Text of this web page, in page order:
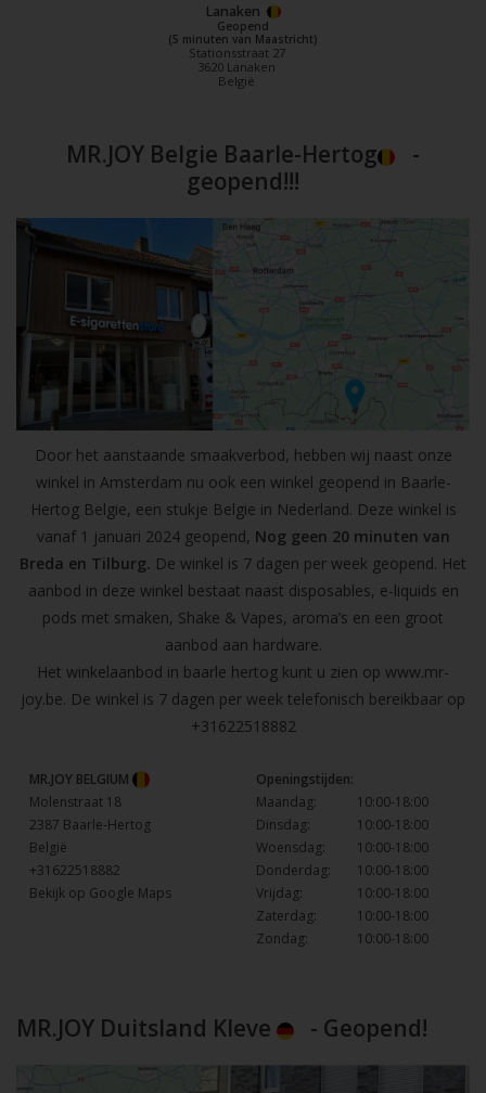
Lanaken
Geopend
(5 minuten van Maastricht)
Stationsstraat 27
3620 Lanaken
België
MR.JOY Belgie Baarle-Hertog
-
geopend!!!
Door het aanstaande smaakverbod, hebben wij naast onze
winkel in Amsterdam nu ook een winkel geopend in Baarle-
Hertog Belgie, een stukje Belgie in Nederland. Deze winkel is
vanaf 1 januari 2024 geopend, Nog geen 20 minuten van
Breda en Tilburg. De winkel is 7 dagen per week geopend. Het
aanbod in deze winkel bestaat naast disposables, e-liquids en
pods met smaken, Shake & Vapes, aroma’s en een groot
aanbod aan hardware.
Het winkelaanbod in baarle hertog kunt u zien op www.mr-
joy.be. De winkel is 7 dagen per week telefonisch bereikbaar op
+31622518882
MR.JOY BELGIUM
Molenstraat 18
2387 Baarle-Hertog
België
+31622518882
Bekijk op Google Maps
Openingstijden:
Maandag:
10:00-18:00
Dinsdag:
10:00-18:00
Woensdag:
10:00-18:00
Donderdag:
10:00-18:00
Vrijdag:
10:00-18:00
Zaterdag:
10:00-18:00
Zondag:
10:00-18:00
MR.JOY Duitsland Kleve - Geopend!